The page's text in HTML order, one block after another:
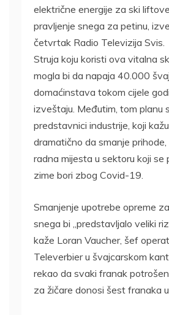
električne energije za ski
pravljenje snega za petinu,
četvrtak Radio Televizija Svis.
Struja koju koristi ova vitalna
mogla bi da napaja 40.000
domaćinstava tokom cijele
izveštaju. Međutim, tom planu
predstavnici industrije, koji
dramatično da smanje
radna mijesta u sektoru koji se
zime bori zbog Covid-19.
Smanjenje upotrebe opreme
snega bi „predstavljalo veliki
kaže Loran Vaucher, šef
Televerbier u švajcarskom
rekao da svaki franak
za žičare donosi šest franaka